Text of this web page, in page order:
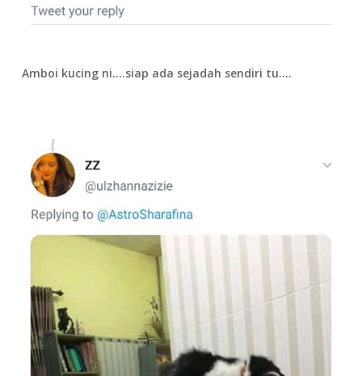
Amboi kucing ni….siap ada sejadah sendiri tu….